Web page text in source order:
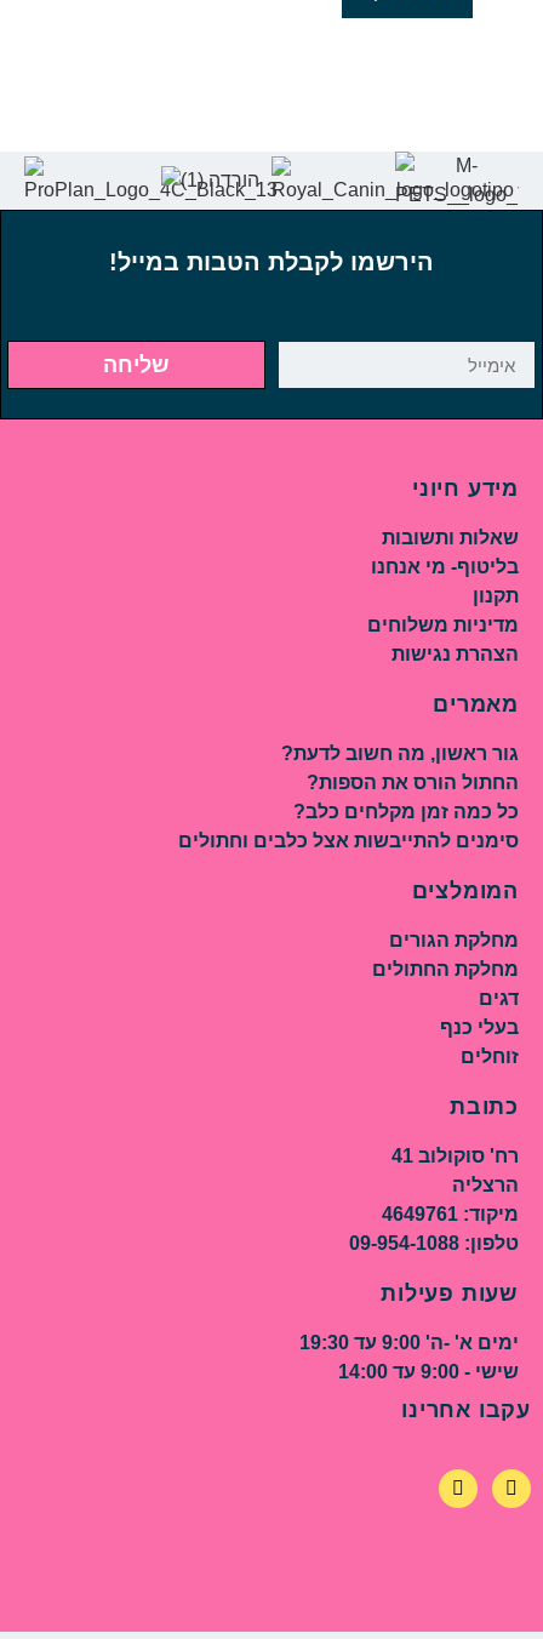
הירשמו לקבלת הטבות במייל!
שליחה
מידע חיוני
שאלות ותשובות
בליטוף- מי אנחנו
תקנון
מדיניות משלוחים
הצהרת נגישות
מאמרים
גור ראשון, מה חשוב לדעת?
החתול הורס את הספות?
כל כמה זמן מקלחים כלב?
סימנים להתייבשות אצל כלבים וחתולים
המומלצים
מחלקת הגורים
מחלקת החתולים
דגים
בעלי כנף
זוחלים
כתובת
רח' סוקולוב 41
הרצליה
מיקוד: 4649761
טלפון: 09-954-1088
שעות פעילות
ימים א' -ה' 9:00 עד 19:30
שישי - 9:00 עד 14:00
עקבו אחרינו